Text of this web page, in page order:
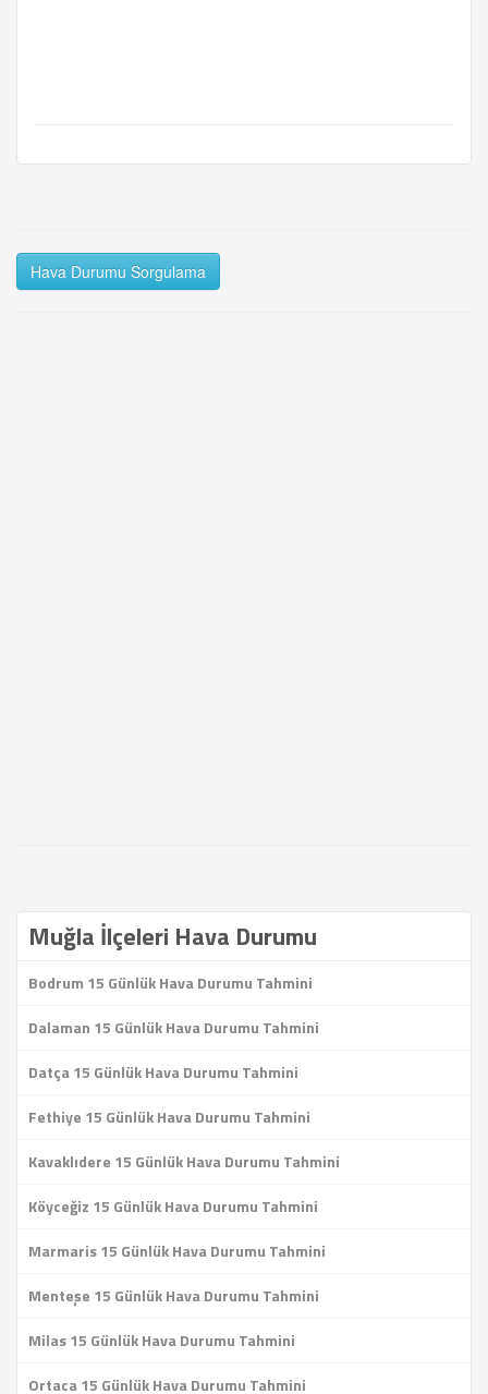
Hava Durumu Sorgulama
Muğla İlçeleri Hava Durumu
Bodrum 15 Günlük Hava Durumu Tahmini
Dalaman 15 Günlük Hava Durumu Tahmini
Datça 15 Günlük Hava Durumu Tahmini
Fethiye 15 Günlük Hava Durumu Tahmini
Kavaklıdere 15 Günlük Hava Durumu Tahmini
Köyceğiz 15 Günlük Hava Durumu Tahmini
Marmaris 15 Günlük Hava Durumu Tahmini
Menteşe 15 Günlük Hava Durumu Tahmini
Milas 15 Günlük Hava Durumu Tahmini
Ortaca 15 Günlük Hava Durumu Tahmini